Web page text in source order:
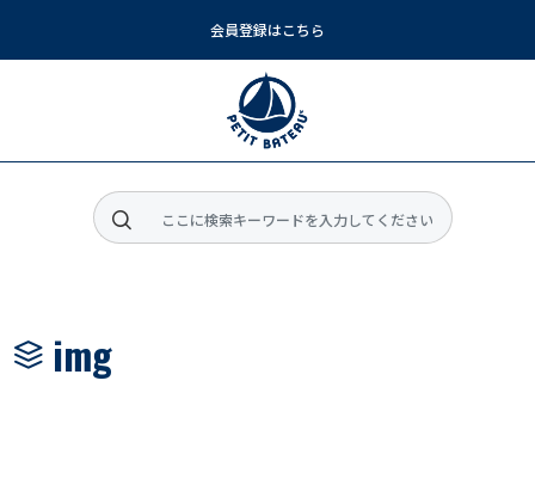
会員登録はこちら
img